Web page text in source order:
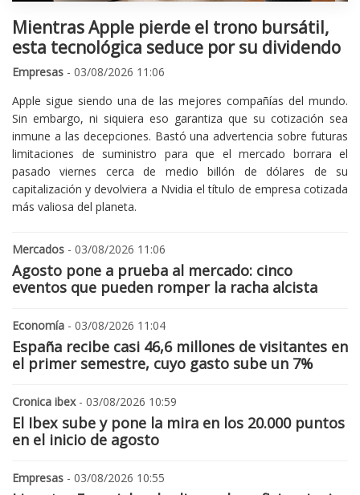
Mientras Apple pierde el trono bursátil,
esta tecnológica seduce por su dividendo
Empresas - 03/08/2026 11:06
Apple sigue siendo una de las mejores compañías del mundo.
Sin embargo, ni siquiera eso garantiza que su cotización sea
inmune a las decepciones. Bastó una advertencia sobre futuras
limitaciones de suministro para que el mercado borrara el
pasado viernes cerca de medio billón de dólares de su
capitalización y devolviera a Nvidia el título de empresa cotizada
más valiosa del planeta.
Mercados - 03/08/2026 11:06
Agosto pone a prueba al mercado: cinco
eventos que pueden romper la racha alcista
Economía - 03/08/2026 11:04
España recibe casi 46,6 millones de visitantes en
el primer semestre, cuyo gasto sube un 7%
Cronica ibex- 03/08/2026 10:59
El Ibex sube y pone la mira en los 20.000 puntos
en el inicio de agosto
Empresas - 03/08/2026 10:55